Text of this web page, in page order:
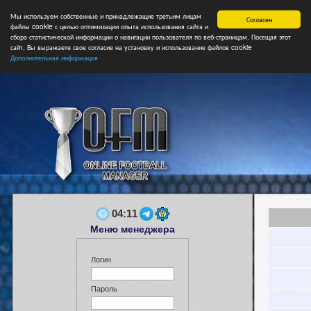
Согласен
Мы используем собственные и принадлежащие третьим лицам
файлы cookie с целью оптимизации опыта использования сайта и
сбора статистической информации о навигации пользователя по веб-страницам. Посещая этот
сайт, Вы выражаете свое согласие на установку и использование файлов cookie
Дополнительная информация
Главная Форум Турниры Сборные НФ Свободные
04:11
Меню менеджера
Логин
Пароль